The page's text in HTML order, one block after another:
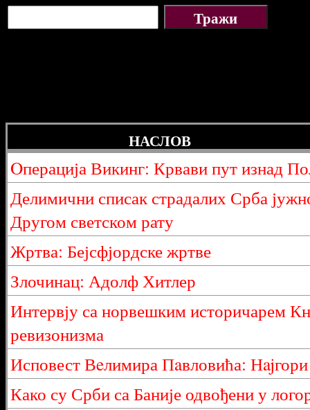
НАСЛОВ
Oперација Викинг: Крвави пут изнад
Делимични списак страдалих Срба
Другом светском рату
Жртва: Бејсфјордске жртве
Злочинац: Адолф Хитлер
Интервју са норвешким историчарем
ревизонизма
Исповест Вeлимира Пaвловића:
Како су Срби са Баније одвођени у